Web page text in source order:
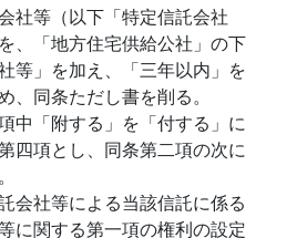
社等（以下「特定信託会社
、「地方住宅供給公社」の下
等」を加え、「三年以内」を
、同条ただし書を削る。
中「附する」を「付する」に
四項とし、同条第二項の次に
会社等による当該信託に係る
に関する第一項の権利の設定